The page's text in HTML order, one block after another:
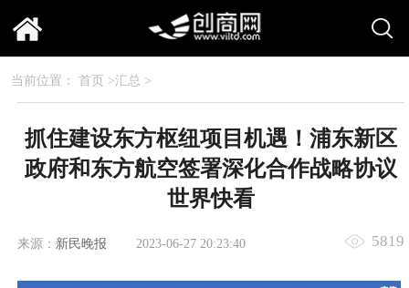
当前位置： 首页 >汇总 >
抓住建设东方枢纽项目机遇！浦东新区
政府和东方航空签署深化合作战略协议
世界快看
来源： 新民晚报 2023-06-27 20:23:40 5819